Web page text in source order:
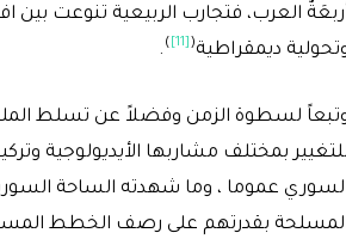
العرب، فتجارب الربيعية تنوعت بين
ديمقراطية(
[11]
)
.
لسطوة الزمن وفضلاً عن تسلط
بمختلف مشاربها الأيديولوجية
عموما ، وما شهدته الساحة
بقدرتهم على رصف الخطط